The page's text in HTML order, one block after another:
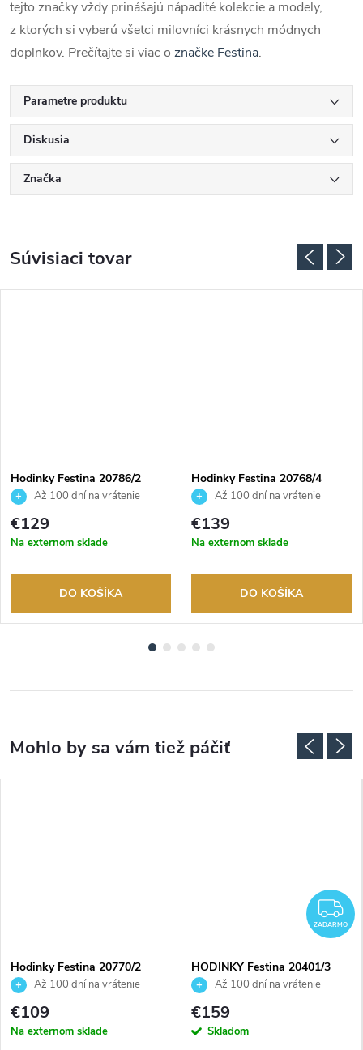
tejto značky vždy prinášajú nápadité kolekcie a modely,
z ktorých si vyberú všetci milovníci krásnych módnych
doplnkov. Prečítajte si viac o značke Festina.
Parametre produktu
Diskusia
Značka
Súvisiaci tovar
Hodinky Festina 20786/2
Až 100 dní na vrátenie
tovaru. Autorizovaný predajca.
€129
Na externom sklade
DO KOŠÍKA
Hodinky Festina 20768/4
Až 100 dní na vrátenie
tovaru. Autorizovaný predajca.
€139
Na externom sklade
DO KOŠÍKA
Hodinky Festina 20770/2
Až 100 dní na vrátenie
tovaru. Autorizovaný predajca.
€109
Na externom sklade
ZADARMO
HODINKY Festina 20401/3
Až 100 dní na vrátenie
tovaru. Autorizovaný predajca.
€159
Skladom